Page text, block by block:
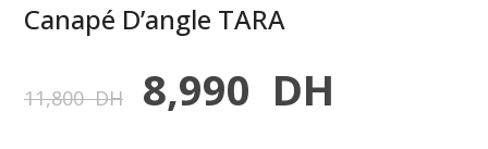
Canapé D’angle TARA
11,800DH
Le
8,990 DH